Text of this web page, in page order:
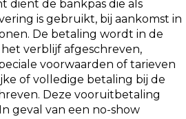
dient de bankpas die als
is gebruikt, bij aankomst in
De betaling wordt in de
verblijf afgeschreven,
voorwaarden of tarieven
of volledige betaling bij de
Deze vooruitbetaling
geval van een no-show